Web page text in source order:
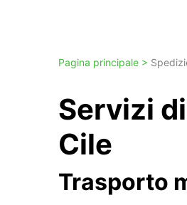
Pagina principale >
Servizi
Cile
Trasporto